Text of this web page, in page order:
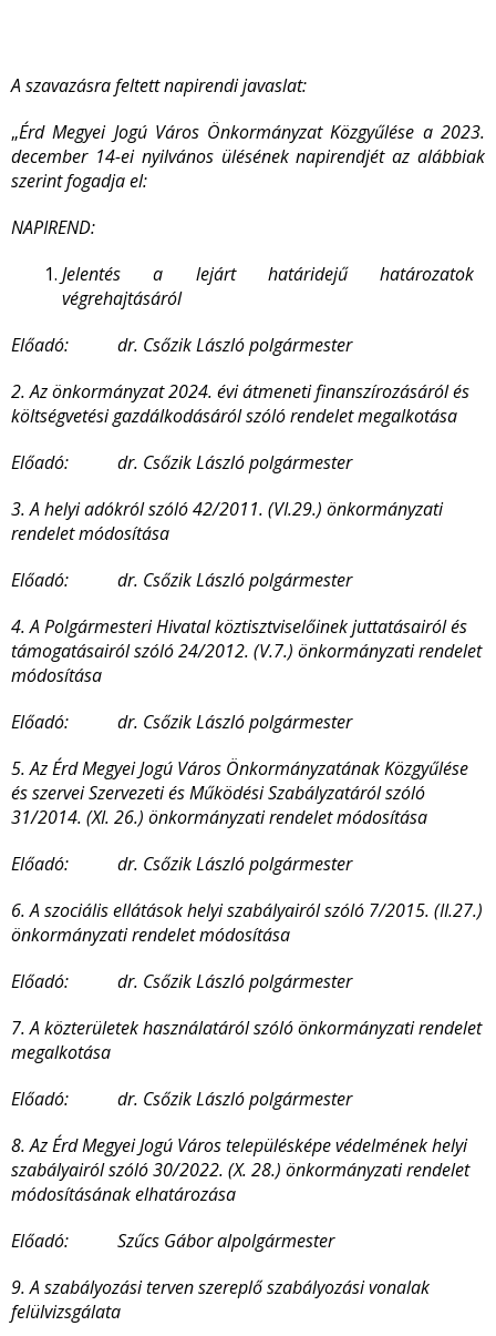
A szavazásra feltett napirendi javaslat:
„Érd Megyei Jogú Város Önkormányzat Közgyűlése a 2023.
december 14-ei nyilvános ülésének napirendjét az alábbiak
szerint fogadja el:
NAPIREND:
Jelentés a lejárt határidejű határozatok
végrehajtásáról
Előadó: dr. Csőzik László polgármester
2. Az önkormányzat 2024. évi átmeneti finanszírozásáról és
költségvetési gazdálkodásáról szóló rendelet megalkotása
Előadó: dr. Csőzik László polgármester
3. A helyi adókról szóló 42/2011. (VI.29.) önkormányzati
rendelet módosítása
Előadó: dr. Csőzik László polgármester
4. A Polgármesteri Hivatal köztisztviselőinek juttatásairól és
támogatásairól szóló 24/2012. (V.7.) önkormányzati rendelet
módosítása
Előadó: dr. Csőzik László polgármester
5. Az Érd Megyei Jogú Város Önkormányzatának Közgyűlése
és szervei Szervezeti és Működési Szabályzatáról szóló
31/2014. (XI. 26.) önkormányzati rendelet módosítása
Előadó: dr. Csőzik László polgármester
6. A szociális ellátások helyi szabályairól szóló 7/2015. (II.27.)
önkormányzati rendelet módosítása
Előadó: dr. Csőzik László polgármester
7. A közterületek használatáról szóló önkormányzati rendelet
megalkotása
Előadó: dr. Csőzik László polgármester
8. Az Érd Megyei Jogú Város településképe védelmének helyi
szabályairól szóló 30/2022. (X. 28.) önkormányzati rendelet
módosításának elhatározása
Előadó: Szűcs Gábor alpolgármester
9. A szabályozási terven szereplő szabályozási vonalak
felülvizsgálata